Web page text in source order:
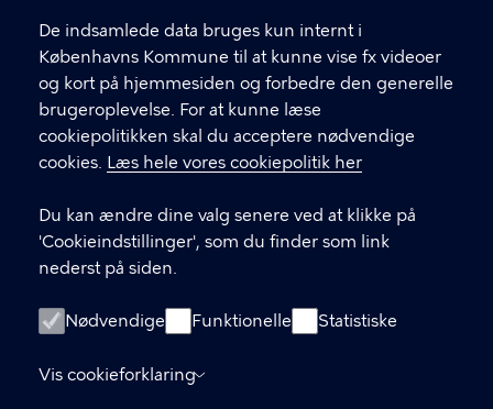
De indsamlede data bruges kun internt i
Københavns Kommune til at kunne vise fx videoer
og kort på hjemmesiden og forbedre den generelle
brugeroplevelse. For at kunne læse
cookiepolitikken skal du acceptere nødvendige
cookies. Læs hele vores cookiepolitik her
Du kan ændre dine valg senere ved at klikke på
'Cookieindstillinger', som du finder som link
nederst på siden.
Nødvendige Funktionelle Statistiske
Vis cookieforklaring
fFind andre kontakter her
CVR-nummer64942212
GENVEJE
Digital Post
Databeskyttelse
Tilgængelighedserklæring
Om hjemmesiden